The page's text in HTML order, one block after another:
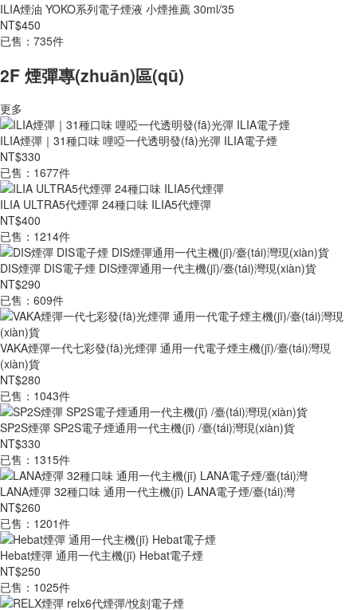
ILIA煙油 YOKO系列電子煙液 小煙推薦 30ml/35
NT$450
已售：735件
2F 煙彈專(zhuān)區(qū)
更多
ILIA煙彈｜31種口味 哩啞一代透明發(fā)光彈 ILIA電子煙
NT$330
已售：1677件
ILIA ULTRA5代煙彈 24種口味 ILIA5代煙彈
NT$400
已售：1214件
DIS煙彈 DIS電子煙 DIS煙彈通用一代主機(jī)/臺(tái)灣現(xiàn)貨
NT$290
已售：609件
VAKA煙彈一代七彩發(fā)光煙彈 通用一代電子煙主機(jī)/臺(tái)灣現
(xiàn)貨
NT$280
已售：1043件
SP2S煙彈 SP2S電子煙通用一代主機(jī) /臺(tái)灣現(xiàn)貨
NT$330
已售：1315件
LANA煙彈 32種口味 通用一代主機(jī) LANA電子煙/臺(tái)灣
NT$260
已售：1201件
Hebat煙彈 通用一代主機(jī) Hebat電子煙
NT$250
已售：1025件